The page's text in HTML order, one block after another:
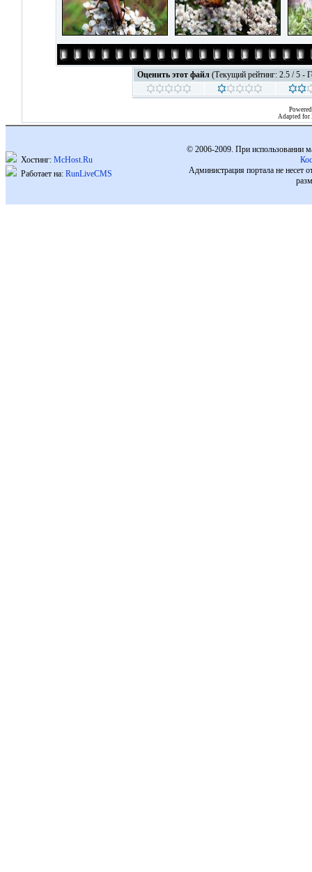
Оценить этот файл (Текущий рейтинг: 2.5 / 5 -
Adapted for
Хостинг: McHost.Ru
Работает на: RunLiveCMS
© 2006-2009. При использовании
Администрация портала не несет